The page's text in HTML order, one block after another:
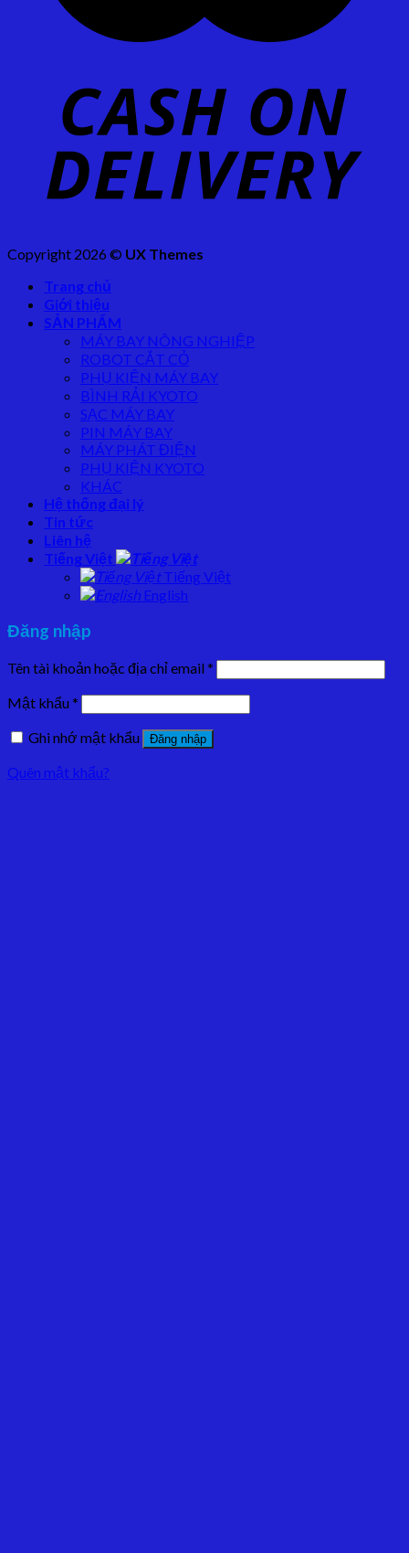
Copyright 2026 © UX Themes
Trang chủ
Giới thiệu
SẢN PHẨM
MÁY BAY NÔNG NGHIỆP
ROBOT CẮT CỎ
PHỤ KIỆN MÁY BAY
BÌNH RẢI KYOTO
SẠC MÁY BAY
PIN MÁY BAY
MÁY PHÁT ĐIỆN
PHỤ KIỆN KYOTO
KHÁC
Hệ thống đại lý
Tin tức
Liên hệ
Tiếng Việt
Tiếng Việt
English
Đăng nhập
Tên tài khoản hoặc địa chỉ email*
Mật khẩu*
Ghi nhớ mật khẩu
Đăng nhập
Quên mật khẩu?